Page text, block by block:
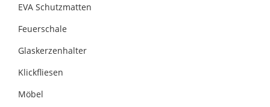
EVA Schutzmatten
Feuerschale
Glaskerzenhalter
Klickfliesen
Möbel